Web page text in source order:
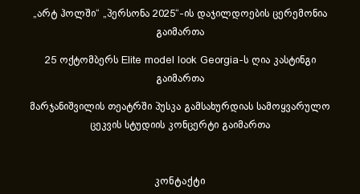
„არტ ჰოლში“ „პერსონა 2025“-ის დაჯილდოების ცერემონია
გაიმართა
25 ოქტომბერს Elite model look Georgia-ს ღია კასტინგი
გაიმართა
მარჯანიშვილის თეატრში პუსკა გამსახურდიას სამოყვარულო
ცეკვის სტუდიის კონცერტი გაიმართა
კონტაქტი